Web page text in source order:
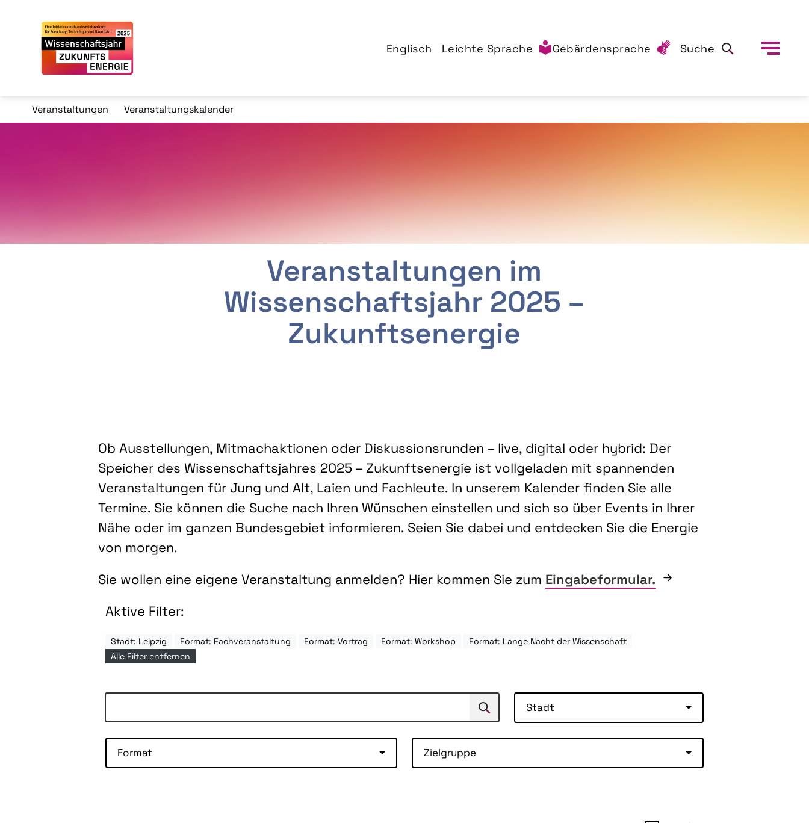
Englisch Leichte Sprache Gebärdensprache Suche
Veranstaltungen Veranstaltungskalender
Veranstaltungen im
Wissenschaftsjahr 2025 –
Zukunftsenergie
Ob Ausstellungen, Mitmachaktionen oder Diskussionsrunden – live, digital oder hybrid: Der
Speicher des Wissenschaftsjahres 2025 – Zukunftsenergie ist vollgeladen mit spannenden
Veranstaltungen für Jung und Alt, Laien und Fachleute. In unserem Kalender finden Sie alle
Termine. Sie können die Suche nach Ihren Wünschen einstellen und sich so über Events in Ihrer
Nähe oder im ganzen Bundesgebiet informieren. Seien Sie dabei und entdecken Sie die Energie
von morgen.
Sie wollen eine eigene Veranstaltung anmelden? Hier kommen Sie zum Eingabeformular.
Aktive Filter:
Stadt: Leipzig Format: Fachveranstaltung Format: Vortrag Format: Workshop
Format: Lange Nacht der Wissenschaft
Alle Filter entfernen
Suchen Stadt
Format Zielgruppe